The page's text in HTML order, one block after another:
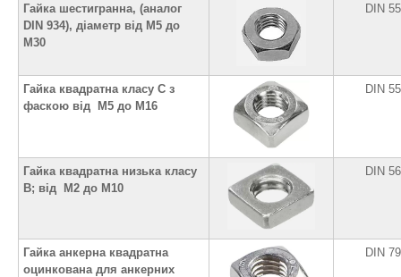
Гайка шестигранна, (аналог
DIN 934), діаметр від М5 до
М30
DIN
Гайка квадратна класу С з
фаскою від М5 до М16
DIN
Гайка квадратна низька класу
В; від М2 до М10
DIN
Гайка анкерна квадратна
оцинкована для анкерних
DIN